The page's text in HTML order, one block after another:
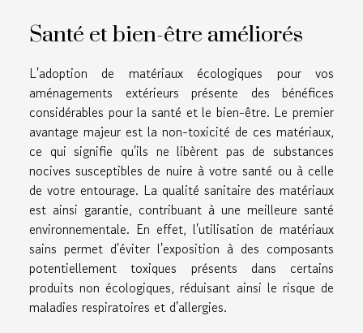
Santé et bien-être améliorés
L'adoption de matériaux écologiques pour vos
aménagements extérieurs présente des bénéfices
considérables pour la santé et le bien-être. Le premier
avantage majeur est la non-toxicité de ces matériaux,
ce qui signifie qu'ils ne libèrent pas de substances
nocives susceptibles de nuire à votre santé ou à celle
de votre entourage. La qualité sanitaire des matériaux
est ainsi garantie, contribuant à une meilleure santé
environnementale. En effet, l'utilisation de matériaux
sains permet d'éviter l'exposition à des composants
potentiellement toxiques présents dans certains
produits non écologiques, réduisant ainsi le risque de
maladies respiratoires et d'allergies.